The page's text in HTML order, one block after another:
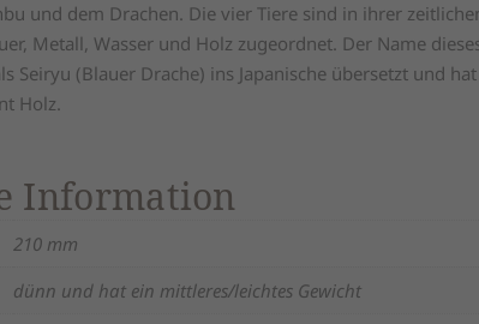
und dem Drachen. Die vier Tiere sind in ihrer
Metall, Wasser und Holz zugeordnet. Der Name
Seiryu (Blauer Drache) ins Japanische übersetzt und
Holz.
Information
210 mm
dünn und hat ein mittleres/leichtes Gewicht